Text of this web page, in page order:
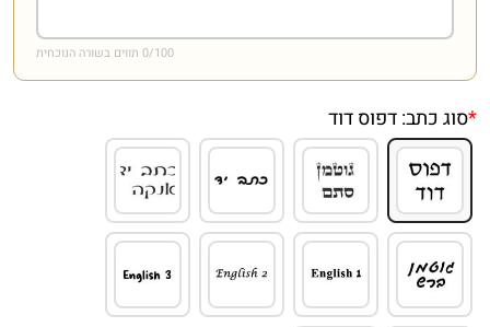
0/100 תווים בשורה הנוכחית
*סוג כתב:דפוס דוד